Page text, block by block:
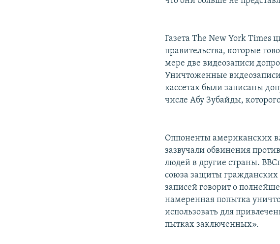
Газета The New York
правительства, которые
мере две видеозаписи
Уничтоженные видеозаписи
кассетах были записаны
числе Абу Зубайды,
Оппоненты американских
зазвучали обвинения
людей в другие страны.
союза защиты
записей говорит о
намеренная попытка
использовать для
пытках заключенных».